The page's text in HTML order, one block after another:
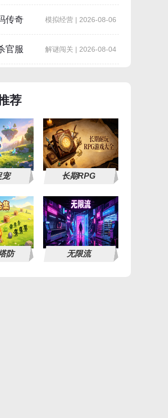
传奇 模拟经营 | 2026-08-06
官服 解谜闯关 | 2026-08-04
荐
宠 长期RPG
防 无限流